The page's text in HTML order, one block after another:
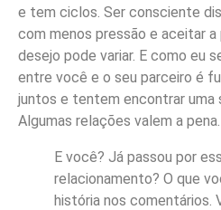
e tem ciclos. Ser consciente
com menos pressão e aceitar
desejo pode variar. E como eu
entre você e o seu parceiro é
juntos e tentem encontrar uma
Algumas relações valem a pena.
E você? Já passou por
relacionamento? O que
história nos comentários.